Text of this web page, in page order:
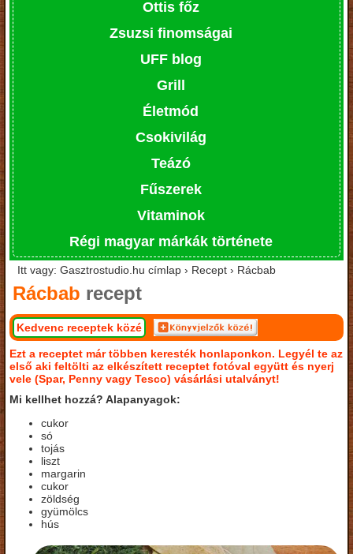
Ottis főz
Zsuzsi finomságai
UFF blog
Grill
Életmód
Csokivilág
Teázó
Fűszerek
Vitaminok
Régi magyar márkák története
Itt vagy: Gasztrostudio.hu címlap › Recept › Rácbab
Rácbab recept
Kedvenc receptek közé
Ezt a receptet már többen keresték honlaponkon. Legyél te az
első aki feltölti az elkészített receptet fotóval együtt és nyerj
vele (Spar, Penny vagy Tesco) vásárlási utalványt!
Mi kellhet hozzá? Alapanyagok:
cukor
só
tojás
liszt
margarin
cukor
zöldség
gyümölcs
hús